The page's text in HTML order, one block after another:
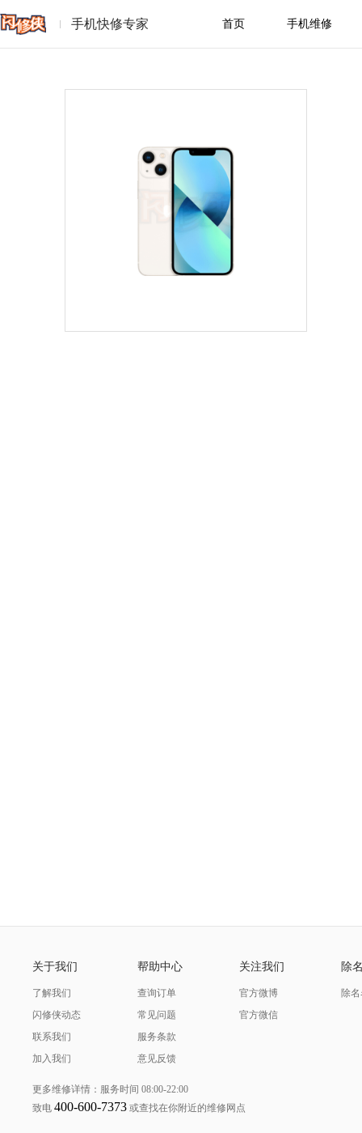
手机快修专家 首页 手机维修
华为
关于我们
了解我们
闪修侠动态
联系我们
加入我们
帮助中心
查询订单
常见问题
服务条款
意见反馈
关注我们
官方微博
官方微信
除
除
更多维修详情：服务时间 08:00-22:00
致电 400-600-7373 或查找在你附近的维修网点